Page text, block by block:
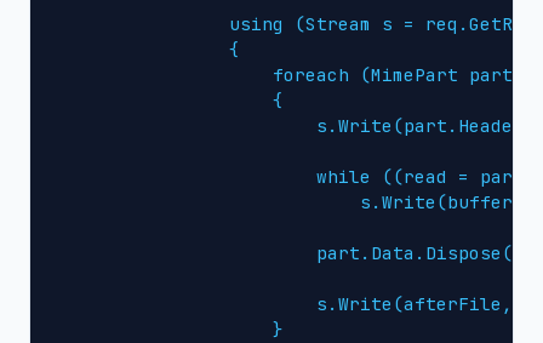
using (Stream s =
                {
foreach (MimePart part
                    {
while ((read =
s.Write(buffer,
                        part.Data.Dispose();
s.Write(afterFile,
                    }